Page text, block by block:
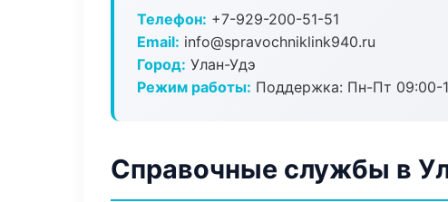
Телефон: +7-929-200-51-51
Email: info@spravochniklink940.ru
Город: Улан-Удэ
Режим работы: Поддержка: Пн-Пт 09:00-
Справочные службы в